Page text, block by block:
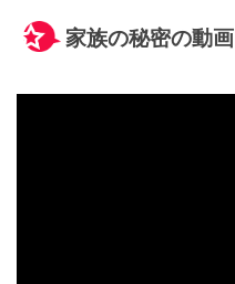
家族の秘密の動画